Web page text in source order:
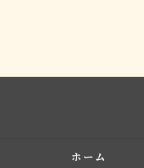
ホーム